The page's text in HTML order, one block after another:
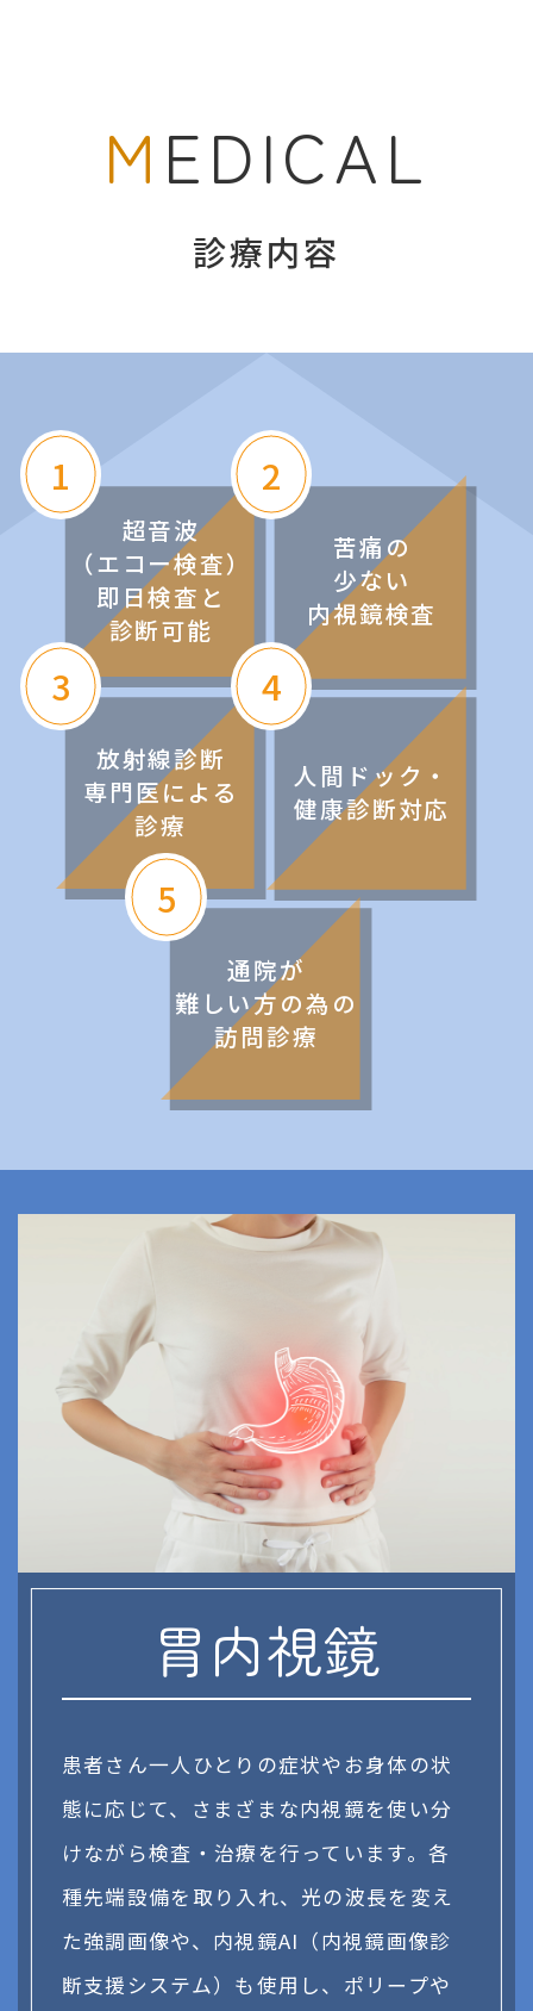
MEDICAL
診療内容
1
超音波
（エコー検査）
即日検査と
診断可能
2
苦痛の
少ない
内視鏡検査
3
放射線診断
専門医による
診療
4
人間ドック・
健康診断対応
5
通院が
難しい方の為の
訪問診療
胃内視鏡
患者さん一人ひとりの症状やお身体の状
態に応じて、さまざまな内視鏡を使い分
けながら検査・治療を行っています。各
種先端設備を取り入れ、光の波長を変え
た強調画像や、内視鏡AI（内視鏡画像診
断支援システム）も使用し、ポリープや